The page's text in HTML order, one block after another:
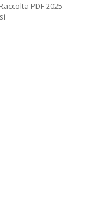
PDF 2025